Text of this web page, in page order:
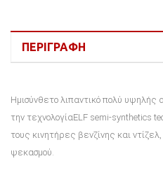
ΠΕΡΙΓΡΑΦΉ
Ημισύνθετο λιπαντικό πολύ υψηλής
την τεχνολογίαELF semi-synthetics
τους κινητήρες βενζίνης και
ψεκασμού.